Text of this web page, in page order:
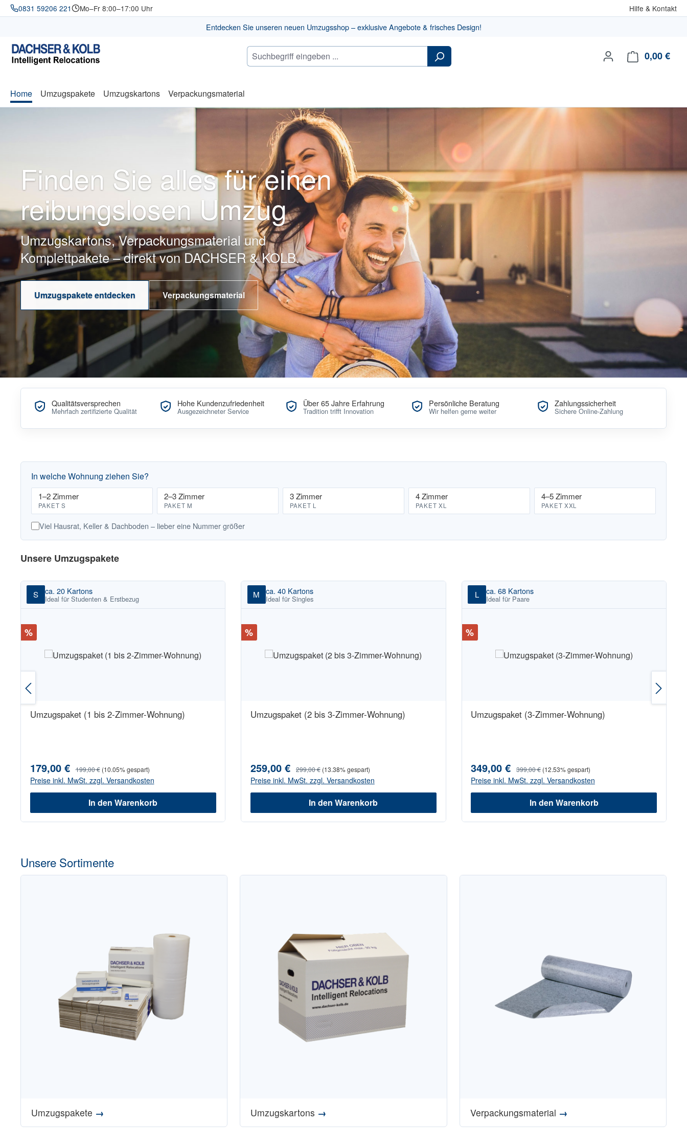
Zur Hauptnavigation springen
0831 59206 221 Mo–Fr 8:00–17:00 Uhr Hilfe & Kontakt
Entdecken Sie unseren neuen Umzugsshop – exklusive Angebote & frisches Design!
0,00 €
Home Umzugspakete Umzugskartons Verpackungsmaterial
Finden Sie alles für einen
reibungslosen Umzug
Umzugskartons, Verpackungsmaterial und
Komplettpakete – direkt von DACHSER & KOLB.
Umzugspakete entdecken Verpackungsmaterial
Qualitätsversprechen
Mehrfach zertifizierte Qualität
Hohe Kundenzufriedenheit
Ausgezeichneter Service
Über 65 Jahre Erfahrung
Tradition trifft Innovation
Persönliche Beratung
Wir helfen gerne weiter
Zahlungssicherheit
Sichere Online-Zahlung
In welche Wohnung ziehen Sie?
1–2 Zimmer
PAKET S
2–3 Zimmer
PAKET M
3 Zimmer
PAKET L
4 Zimmer
PAKET XL
4–5 Zimmer
PAKET XXL
Viel Hausrat, Keller & Dachboden – lieber eine Nummer größer
Produktgalerie überspringen
Unsere Umzugspakete
S ca. 20 Kartons
Ideal für Studenten & Erstbezug
Rabatt
%
Umzugspaket (1 bis 2-Zimmer-Wohnung)
Verkaufspreis:
179,00 € Regulärer Preis:
199,00 € (10.05% gespart)
Preise inkl. MwSt. zzgl. Versandkosten
In den Warenkorb
M ca. 40 Kartons
Ideal für Singles
Rabatt
%
Umzugspaket (2 bis 3-Zimmer-Wohnung)
Verkaufspreis:
259,00 € Regulärer Preis:
299,00 € (13.38% gespart)
Preise inkl. MwSt. zzgl. Versandkosten
In den Warenkorb
L ca. 68 Kartons
Ideal für Paare
Rabatt
%
Umzugspaket (3-Zimmer-Wohnung)
Verkaufspreis:
349,00 € Regulärer Preis:
399,00 € (12.53% gespart)
Preise inkl. MwSt. zzgl. Versandkosten
In den Warenkorb
Unsere Sortimente
Umzugspakete Umzugskartons Verpackungsmaterial